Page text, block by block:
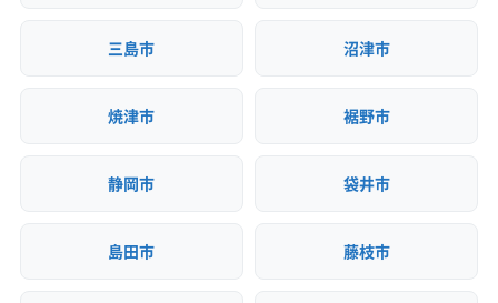
島田市での解体工事は、北部山間
ったエリアごとの地理的・歴史的な
に、2025年度末で終了するブロック
三島市 沼津市
焼津市 裾野市
静岡市 袋井市
島田市 藤枝市